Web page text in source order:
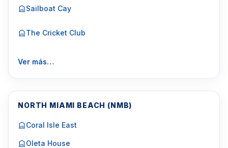
Sailboat Cay
The Cricket Club
Ver más…
NORTH MIAMI BEACH (NMB)
Coral Isle East
Oleta House